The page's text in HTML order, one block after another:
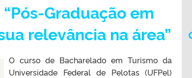
Graduação em
relevância na área”
O curso de Bacharelado em Turismo da
Universidade Federal de Pelotas (UFPel)